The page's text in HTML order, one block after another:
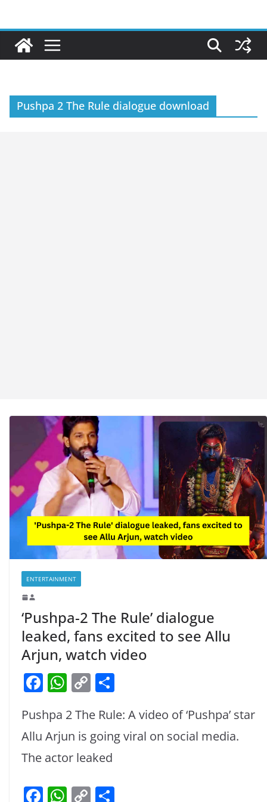
content
Pushpa 2 The Rule dialogue download
ENTERTAINMENT
‘Pushpa-2 The Rule’ dialogue
leaked, fans excited to see Allu
Arjun, watch video
F
c
e
b
W
at
s
A
C
p
y
Li
ar
e
Pushpa 2 The Rule: A video of ‘Pushpa’ star
Allu Arjun is going viral on social media.
The actor leaked
F W C